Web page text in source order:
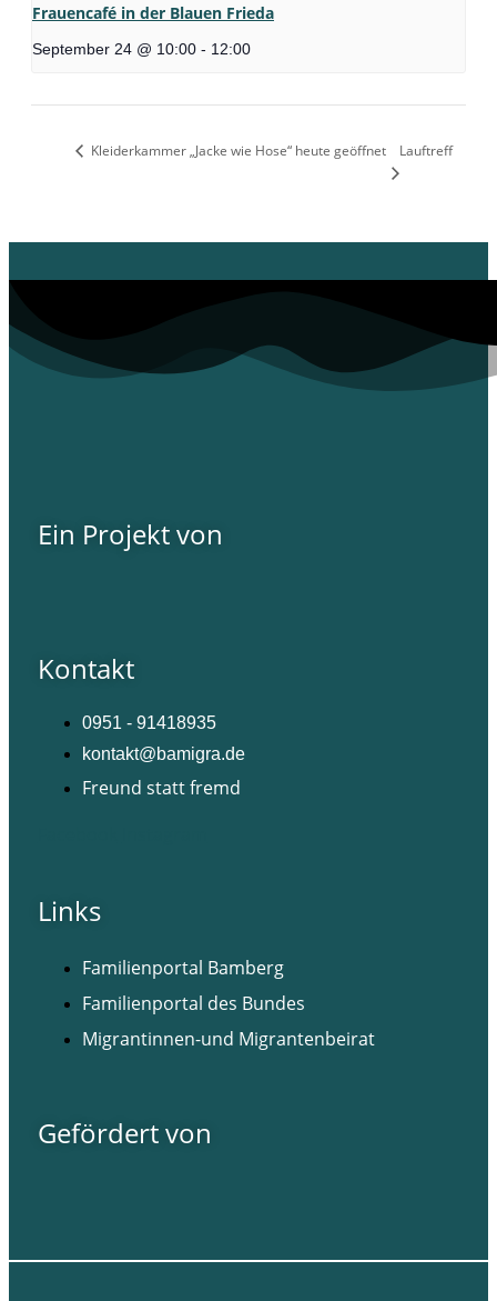
Frauencafé in der Blauen Frieda
September 24 @ 10:00 - 12:00
Kleiderkammer „Jacke wie Hose“ heute geöffnet Lauftreff
Ein Projekt von
Kontakt
0951 - 91418935
kontakt@bamigra.de
Freund statt fremd
Links
Familienportal Bamberg
Familienportal des Bundes
Migrantinnen-und Migrantenbeirat
Gefördert von